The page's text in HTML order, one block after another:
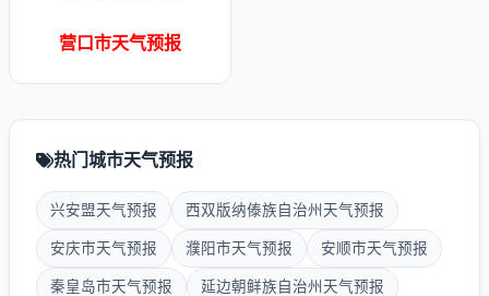
营口市天气预报
热门城市天气预报
兴安盟天气预报 西双版纳傣族自治州天气预报
安庆市天气预报 濮阳市天气预报 安顺市天气预报
秦皇岛市天气预报 延边朝鲜族自治州天气预报